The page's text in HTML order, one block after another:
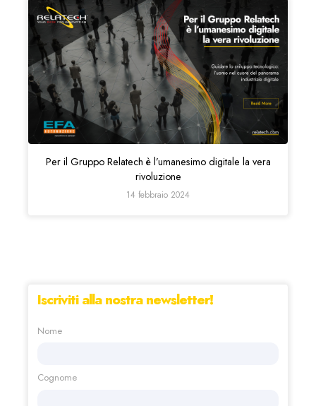
Per il Gruppo Relatech è l’umanesimo digitale la vera
rivoluzione
14 febbraio 2024
Iscriviti alla nostra newsletter!
Nome
Cognome